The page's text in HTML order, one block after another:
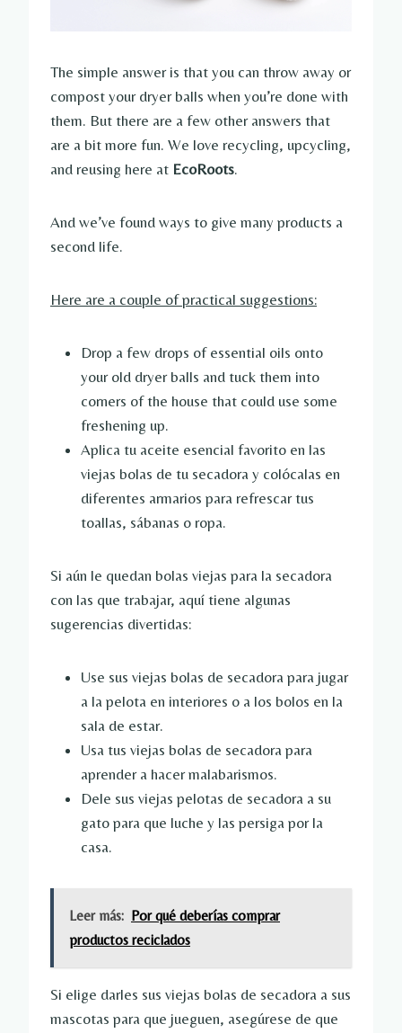
The simple answer is that you can throw away or
compost your dryer balls when you’re done with
them. But there are a few other answers that
are a bit more fun. We love recycling, upcycling,
and reusing here at EcoRoots.
And we’ve found ways to give many products a
second life.
Here are a couple of practical suggestions:
Drop a few drops of essential oils onto
your old dryer balls and tuck them into
corners of the house that could use some
freshening up.
Aplica tu aceite esencial favorito en las
viejas bolas de tu secadora y colócalas en
diferentes armarios para refrescar tus
toallas, sábanas o ropa.
Si aún le quedan bolas viejas para la secadora
con las que trabajar, aquí tiene algunas
sugerencias divertidas:
Use sus viejas bolas de secadora para jugar
a la pelota en interiores o a los bolos en la
sala de estar.
Usa tus viejas bolas de secadora para
aprender a hacer malabarismos.
Dele sus viejas pelotas de secadora a su
gato para que luche y las persiga por la
casa.
Leer más: Por qué deberías comprar
productos reciclados
Si elige darles sus viejas bolas de secadora a sus
mascotas para que jueguen, asegúrese de que